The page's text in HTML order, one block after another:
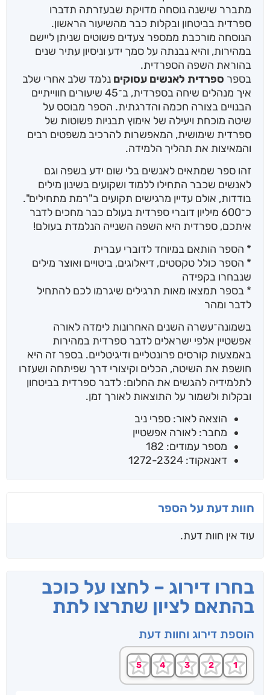
מתברר שישנה נוסחה מדויקת שבעזרתה תדברו
ספרדית בביטחון ובקלות כבר מהשיעור הראשון.
הנוסחה מורכבת ממספר צעדים פשוטים שניתן ליישם
במהירות, והיא נבנתה על סמך ידע וניסיון עתיר שנים
בהוראת השפה הספרדית.
בספר ספרדית לאנשים עסוקים נלמד שלב אחרי שלב
איך מנהלים שיחה בספרדית, ב־45 שיעורים חווייתיים
הבנויים בצורה חכמה והדרגתית. הספר מבוסס על
שיטה מוכחת ויעילה של אימוץ תבניות פשוטות של
ספרדית שימושית, המאפשרות להרכיב משפטים רבים
והמאיצות את תהליך הלמידה.
זהו ספר שמתאים לאנשים בלי שום ידע בשפה וגם
לאנשים שכבר התחילו ללמוד ושקועים בשינון מילים
בודדות, אולם עדיין מרגישים תקועים ב"רמת מתחילים".
כ־600 מיליון דוברי ספרדית בעולם כבר מחכים לדבר
איתכם, ספרדית היא השפה השנייה הנלמדת בעולם!
* הספר הותאם במיוחד לדוברי עברית
* הספר כולל טקסטים, דיאלוגים, ביטויים ואוצר מילים
שנבחרו בקפידה
* בספר תמצאו מאות תרגילים שיגרמו לכם להתחיל
לדבר ומהר
בשמונה־עשרה השנים האחרונות לימדה לאורה
אפשטיין אלפי ישראלים לדבר ספרדית במהירות
באמצעות קורסים פרונטליים ודיגיטליים. בספר זה היא
חושפת את השיטה, הכלים וקיצורי דרך שפיתחה ושעזרו
לתלמידיה להגשים את החלום: לדבר ספרדית בביטחון
ובקלות ולשמור על התוצאות לאורך זמן.
הוצאה לאור: ספרי ניב
מחבר: לאורה אפשטיין
מספר עמודים: 182
דאנאקוד: 1272-2324
חוות דעת על הספר
עוד אין חוות דעת.
בחרו דירוג – לחצו על כוכב
בהתאם לציון שתרצו לתת
הוספת דירוג וחוות דעת